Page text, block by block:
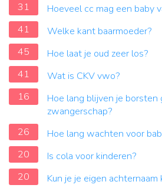
31
Hoeveel cc mag een baby
41
Welke kant baarmoeder?
45
Hoe laat je oud zeer los?
41
Wat is CKV vwo?
16
Hoe lang blijven je borsten
zwangerschap?
26
Hoe lang wachten voor
20
Is cola voor kinderen?
20
Kun je je eigen achternaam